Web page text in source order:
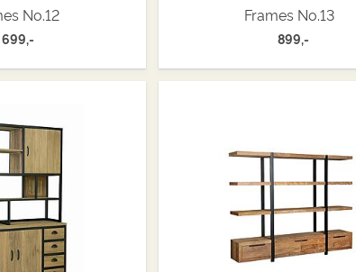
No.12
699,-
Frames No.13
899,-